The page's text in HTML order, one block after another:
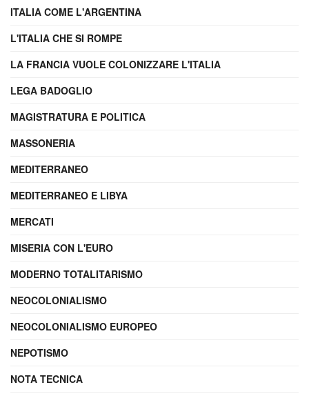
ITALIA COME L'ARGENTINA
L'ITALIA CHE SI ROMPE
LA FRANCIA VUOLE COLONIZZARE L'ITALIA
LEGA BADOGLIO
MAGISTRATURA E POLITICA
MASSONERIA
MEDITERRANEO
MEDITERRANEO E LIBYA
MERCATI
MISERIA CON L'EURO
MODERNO TOTALITARISMO
NEOCOLONIALISMO
NEOCOLONIALISMO EUROPEO
NEPOTISMO
NOTA TECNICA